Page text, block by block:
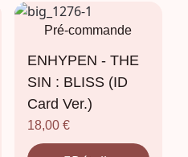
Pré-commande
ENHYPEN - THE
SIN : BLISS (ID
Card Ver.)
18,00 €